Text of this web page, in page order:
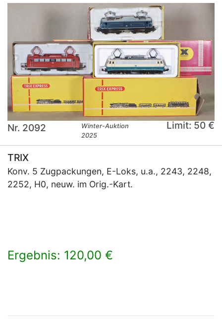
Nr. 2092
Winter-Auktion
2025
Limit: 50 €
TRIX
Konv. 5 Zugpackungen, E-Loks, u.a., 2243, 2248,
2252, H0, neuw. im Orig.-Kart.
Ergebnis: 120,00 €